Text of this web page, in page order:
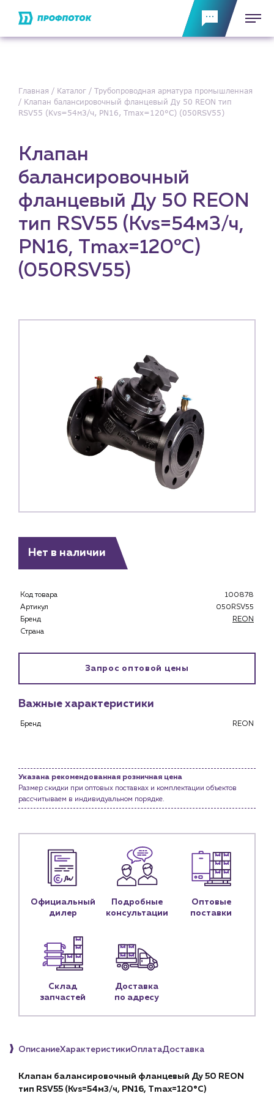
Предприятиям и юр.лицам
История компании
Доставка
Портфолио
Блог
Личный кабинет
Контактные данные
Чат-бот
+7 (918) 070-19-79
Главная Каталог
Трубопроводная арматура промышленная
Клапан балансировочный фланцевый Ду 50 REON тип
RSV55 (Kvs=54м3/ч, PN16, Тmax=120°С) (050RSV55)
Клапан
балансировочный
фланцевый Ду 50 REON
тип RSV55 (Kvs=54м3/ч,
PN16, Тmax=120°С)
(050RSV55)
Нет в наличии
Код товара
100878
Артикул
050RSV55
Бренд
REON
Страна
Запрос оптовой цены
Важные характеристики
Бренд REON
Указана рекомендованная розничная цена
Размер скидки при оптовых поставках и комплектации объектов
рассчитываем в индивидуальном порядке.
Официальный
дилер
Подробные
консультации
Оптовые
поставки
Склад
запчастей
Доставка
по адресу
ОписаниеХарактеристикиОплатаДоставка
Клапан балансировочный фланцевый Ду 50 REON
тип RSV55 (Kvs=54м3/ч, PN16, Тmax=120°С)